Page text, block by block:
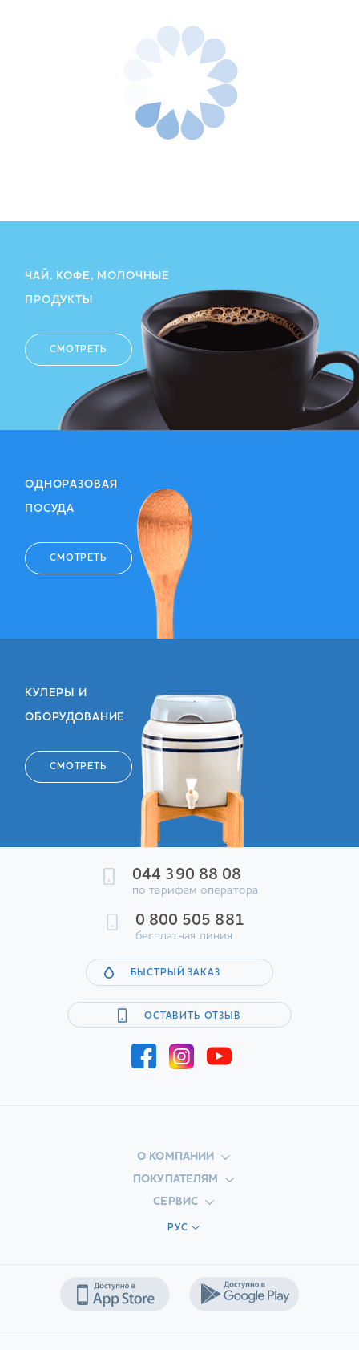
ЧАЙ, КОФЕ, МОЛОЧНЫЕ
ПРОДУКТЫ
СМОТРЕТЬ
ОДНОРАЗОВАЯ
ПОСУДА
СМОТРЕТЬ
КУЛЕРЫ И
ОБОРУДОВАНИЕ
СМОТРЕТЬ
044 390 88 08
по тарифам оператора
0 800 505 881
бесплатная линия
БЫСТРЫЙ ЗАКАЗ
ОСТАВИТЬ ОТЗЫВ
О КОМПАНИИ
ПОКУПАТЕЛЯМ
СЕРВИС
РУС